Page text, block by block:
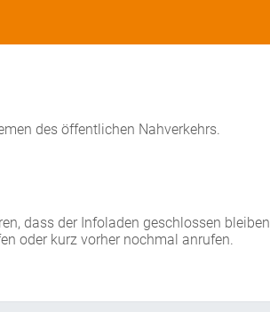
des öffentlichen Nahverkehrs.
dass der Infoladen geschlossen bleiben
oder kurz vorher nochmal anrufen.